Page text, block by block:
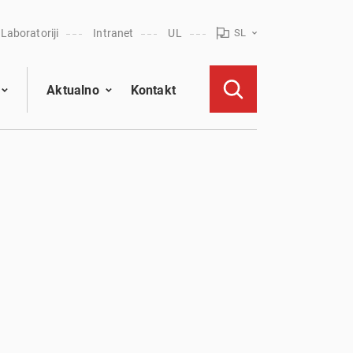
Laboratoriji Intranet UL SL
Aktualno Kontakt